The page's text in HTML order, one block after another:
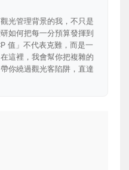
光管理背景的我，不只是
如何把每一分預算發揮到
值」不代表克難，而是一
這裡，我會幫你把複雜的
你繞過觀光客陷阱，直達